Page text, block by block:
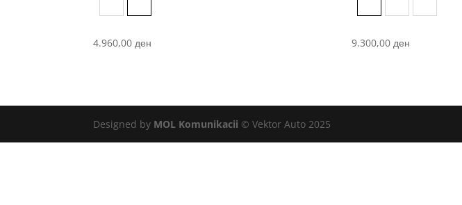
4.960,00ден 9.300,00 ден
Designed by MOL Komunikacii © Vektor Auto 2025